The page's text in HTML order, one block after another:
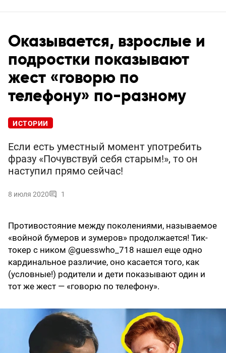
Оказывается, взрослые и
подростки показывают
жест «говорю по
телефону» по-разному
ИСТОРИИ
Если есть уместный момент употребить
фразу «Почувствуй себя старым!», то он
наступил прямо сейчас!
8 июля 2020 1
Противостояние между поколениями, называемое
«войной бумеров и зумеров» продолжается! Тик-
токер с ником @guesswho_718 нашел еще одно
кардинальное различие, оно касается того, как
(условные!) родители и дети показывают один и
тот же жест — «говорю по телефону».